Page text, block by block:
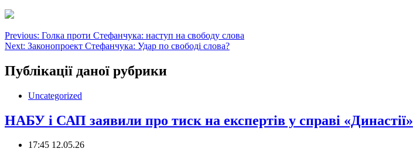
Навігація
записів
Previous: Голка проти Стефанчука: наступ на свободу слова
Next: Законопроект Стефанчука: Удар по свободі слова?
Публікації даної рубрики
Uncategorized
НАБУ і САП заявили про тиск на експертів у справі «Династії»
17:45 12.05.26